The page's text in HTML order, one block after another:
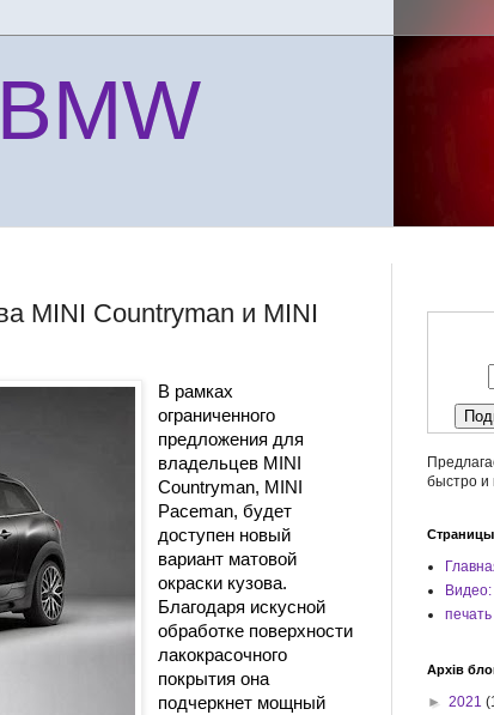
MINI Countryman и MINI
В рамках
ограниченного
предложения для
владельцев MINI
Countryman, MINI
Paceman, будет
доступен новый
вариант матовой
окраски кузова.
Благодаря искусной
обработке поверхности
лакокрасочного
покрытия она
подчеркнет мощный
быстро и
Страницы
Архів
► 2021